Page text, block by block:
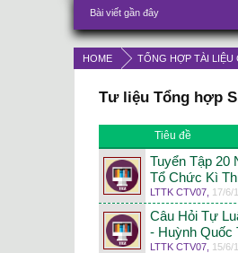
HOME TỔNG HỢP TÀI
Tư liệu Tổng hợp
Tiêu đề
Tuyển Tập 20
Tổ Chức Kì
LTTK CTV07 17/6/
Câu Hỏi Tự
- Huỳnh Quốc
LTTK CTV07 15/6/
Bài viết gần đây